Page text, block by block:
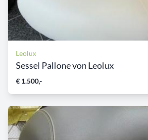
Leolux
Sessel Pallone von Leolux
€ 1.500,-